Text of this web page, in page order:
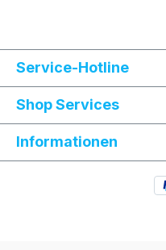
Service-Hotline
Shop Services
Informationen